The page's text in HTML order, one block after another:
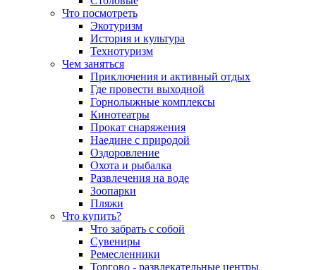
Что посмотреть
Экотуризм
История и культура
Технотуризм
Чем заняться
Приключения и активный отдых
Где провести выходной
Горнолыжные комплексы
Кинотеатры
Прокат снаряжения
Наедине с природой
Оздоровление
Охота и рыбалка
Развлечения на воде
Зоопарки
Пляжи
Что купить?
Что забрать с собой
Сувениры
Ремесленники
Торгово - развлекательные центры